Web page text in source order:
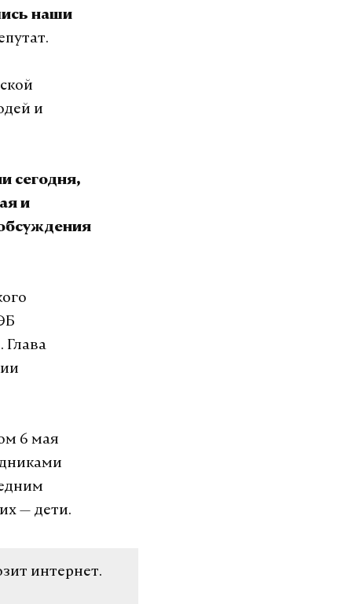
наши
и
сегодня,
и
6 мая
— дети.
интернет.